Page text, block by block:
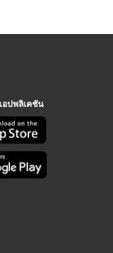
ปพลิเคชัน